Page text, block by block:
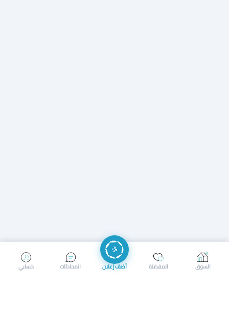
إرسال رسالة إجراء مكالمة
حسابي المحادثات أضف إعلان المفضلة السوق